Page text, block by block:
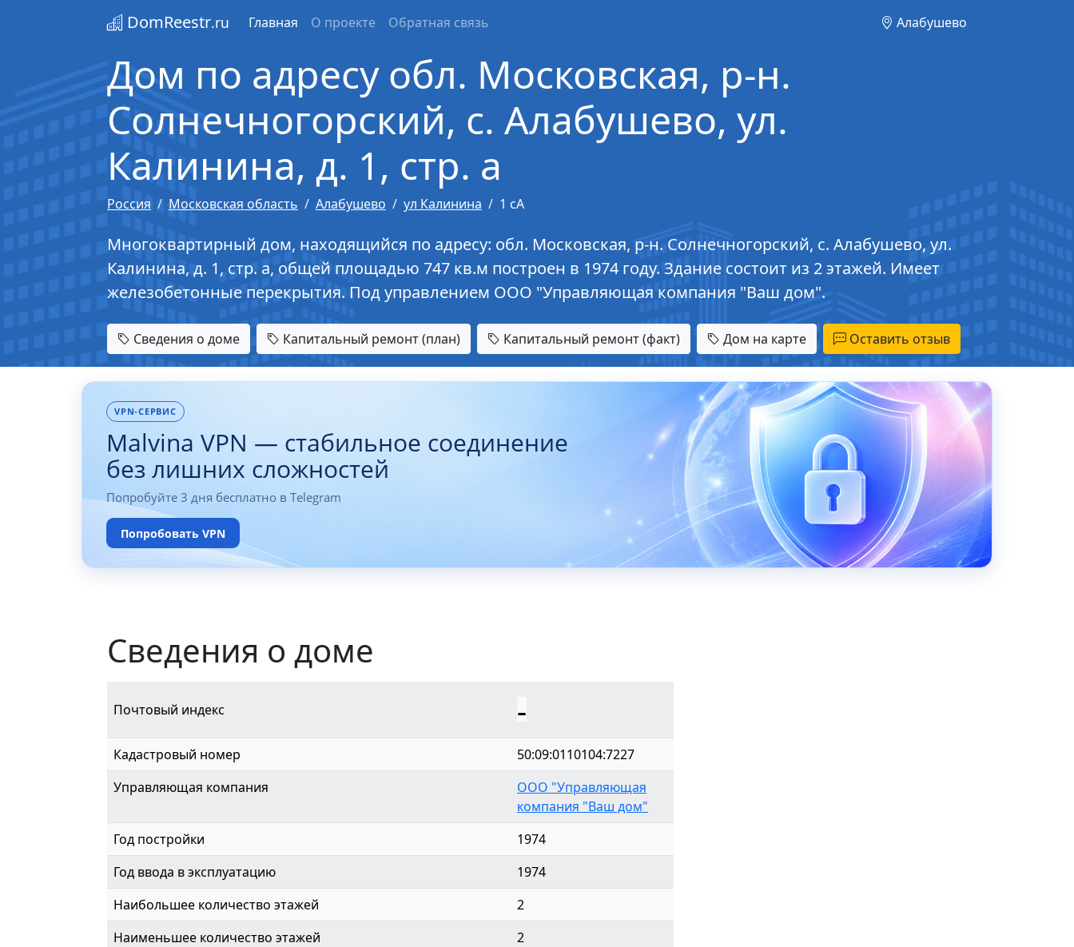
DomReestr.ru Главная О проекте Обратная связь Алабушево
Дом по адресу обл. Московская, р-н.
Солнечногорский, с. Алабушево, ул.
Калинина, д. 1, стр. а
Россия Московская область Алабушево ул Калинина 1 сА
Многоквартирный дом, находящийся по адресу: обл. Московская, р-н. Солнечногорский, с. Алабушево, ул.
Калинина, д. 1, стр. а, общей площадью 747 кв.м построен в 1974 году. Здание состоит из 2 этажей. Имеет
железобетонные перекрытия. Под управлением ООО "Управляющая компания "Ваш дом".
Сведения о доме Капитальный ремонт (план) Капитальный ремонт (факт) Дом на карте Оставить отзыв
VPN-СЕРВИС
Malvina VPN — стабильное соединение
без лишних сложностей
Попробуйте 3 дня бесплатно в Telegram
Попробовать VPN
Сведения о доме
Почтовый индекс -
Кадастровый номер
50:09:0110104:7227
Управляющая компания
ООО "Управляющая
компания "Ваш дом"
Год постройки
1974
Год ввода в эксплуатацию
1974
Наибольшее количество этажей
2
Наименьшее количество этажей
2